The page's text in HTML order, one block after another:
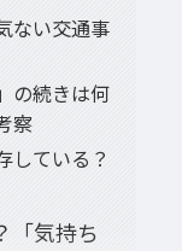
ない交通事
の続きは何
察
している？
「気持ち